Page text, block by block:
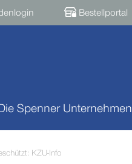
Bestellportal
Spenner Unternehmen
KZU-Info